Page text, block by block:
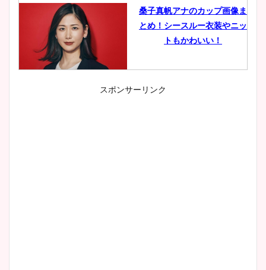
桑子真帆アナのカップ画像ま
とめ！シースルー衣装やニッ
トもかわいい！
小室瑛莉子のカップ画像まと
スポンサーリンク